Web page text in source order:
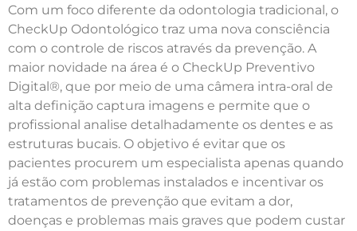
Com um foco diferente da odontologia tradicional, o
CheckUp Odontológico traz uma nova consciência
com o controle de riscos através da prevenção. A
maior novidade na área é o CheckUp Preventivo
Digital®, que por meio de uma câmera intra-oral de
alta definição captura imagens e permite que o
profissional analise detalhadamente os dentes e as
estruturas bucais. O objetivo é evitar que os
pacientes procurem um especialista apenas quando
já estão com problemas instalados e incentivar os
tratamentos de prevenção que evitam a dor,
doenças e problemas mais graves que podem custar